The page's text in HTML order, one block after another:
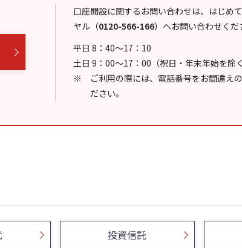
口座開設に関するお問い合わせは、はじめ
ヤル （0120-566-166） へお問い合わせくだ
平日 8：40～17：10
土日 9：00～17：00（祝日・年末年始を除く
ご利用の際には、電話番号をお間違え
ださい。
投資信託